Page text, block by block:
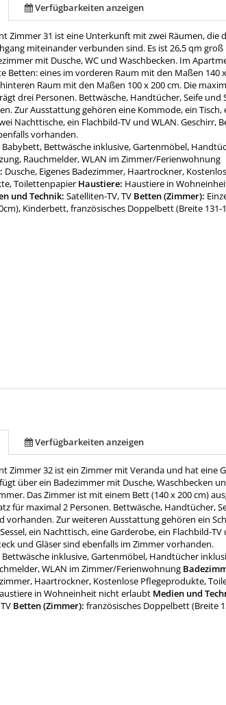
Verfügbarkeiten anzeigen
Zimmer 31 ist eine Unterkunft mit zwei Räumen, die
miteinander verbunden sind. Es ist 26,5 qm
mit Dusche, WC und Waschbecken. Im
Betten: eines im vorderen Raum mit den Maßen 140
Raum mit den Maßen 100 x 200 cm. Die
drei Personen. Bettwäsche, Handtücher, Seife und
Zur Ausstattung gehören eine Kommode, ein Tisch,
Nachttische, ein Flachbild-TV und WLAN. Geschirr,
vorhanden.
Babybett, Bettwäsche inklusive, Gartenmöbel,
Rauchmelder, WLAN im Zimmer/Ferienwohnung
Dusche, Eigenes Badezimmer, Haartrockner,
Toilettenpapier Haustiere: Haustiere in
und Technik:Satelliten-TV, TV Betten (Zimmer):
Kinderbett, französisches Doppelbett (Breite 131-
Verfügbarkeiten anzeigen
Zimmer 32 ist ein Zimmer mit Veranda und hat eine
über ein Badezimmer mit Dusche, Waschbecken
Das Zimmer ist mit einem Bett (140 x 200 cm)
für maximal 2 Personen. Bettwäsche, Handtücher,
vorhanden. Zur weiteren Ausstattung gehören ein
ein Nachttisch, eine Garderobe, ein Flachbild-TV
und Gläser sind ebenfalls im Zimmer vorhanden.
Bettwäsche inklusive, Gartenmöbel, Handtücher
WLAN im Zimmer/Ferienwohnung
Haartrockner, Kostenlose Pflegeprodukte,
in Wohneinheit nicht erlaubt Medien und
Betten (Zimmer):französisches Doppelbett (Breite